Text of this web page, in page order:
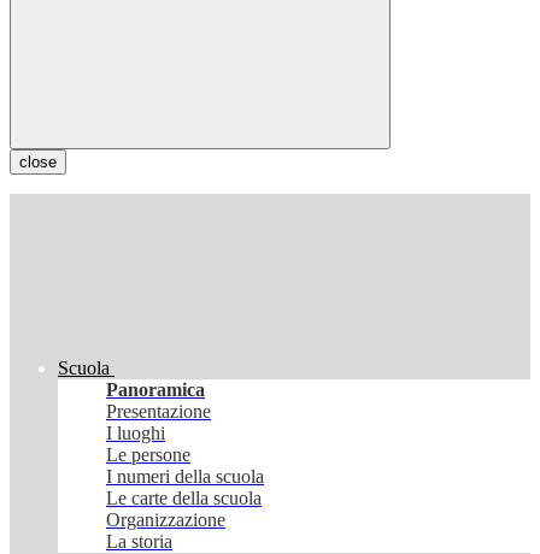
close
Scuola
Panoramica
Presentazione
I luoghi
Le persone
I numeri della scuola
Le carte della scuola
Organizzazione
La storia